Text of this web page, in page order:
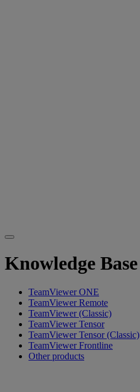
Knowledge Base
TeamViewer ONE
TeamViewer Remote
TeamViewer (Classic)
TeamViewer Tensor
TeamViewer Tensor (Classic)
TeamViewer Frontline
Other products